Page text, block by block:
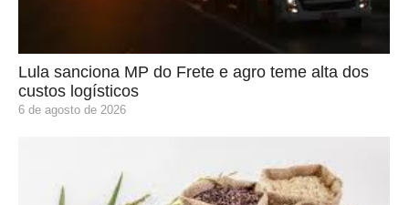
Lula sanciona MP do Frete e agro teme alta dos
custos logísticos
6 de agosto de 2026